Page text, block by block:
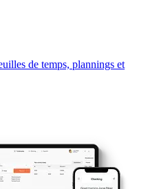
de temps, plannings et